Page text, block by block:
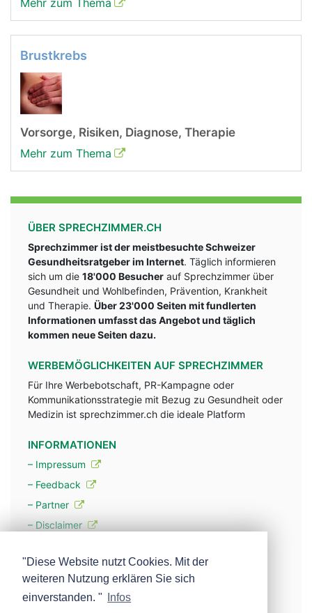
Mehr zum Thema
Brustkrebs
Vorsorge, Risiken, Diagnose, Therapie
Mehr zum Thema
ÜBER SPRECHZIMMER.CH
Sprechzimmer ist der meistbesuchte Schweizer
Gesundheitsratgeber im Internet. Täglich informieren
sich um die 18'000 Besucher auf Sprechzimmer über
Gesundheit und Wohlbefinden, Prävention, Krankheit
und Therapie. Über 23'000 Seiten mit fundlerten
Informationen umfasst das Angebot und täglich
kommen neue Seiten dazu.
WERBEMÖGLICHKEITEN AUF SPRECHZIMMER
Für Ihre Werbebotschaft, PR-Kampagne oder
Kommunikationsstrategie mit Bezug zu Gesundheit oder
Medizin ist sprechzimmer.ch die ideale Platform
INFORMATIONEN
– Impressum
– Feedback
– Partner
– Disclaimer
– Werbung
– Mehr über unsere Experten
"Diese Website nutzt Cookies. Mit der
weiteren Nutzung erklären Sie sich
einverstanden. "
Infos